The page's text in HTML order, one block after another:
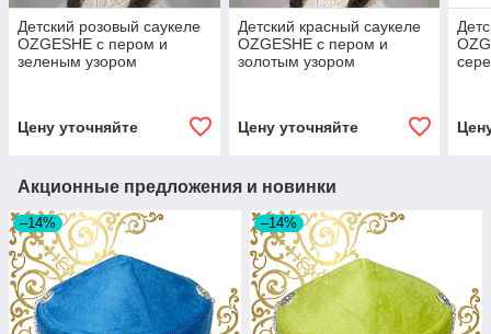
Детский розовый саукеле
OZGESHE с пером и
зеленым узором
Цену уточняйте
Детский красный саукеле
OZGESHE с пером и
золотым узором
Цену уточняйте
Акционные предложения и новинки
–14% –14%